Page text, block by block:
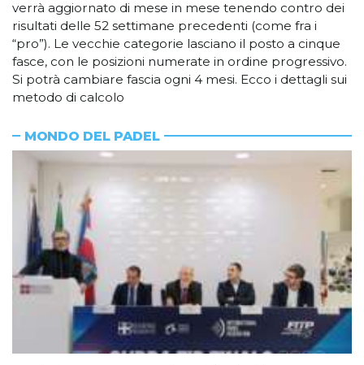
verrà aggiornato di mese in mese tenendo contro dei
risultati delle 52 settimane precedenti (come fra i
“pro”). Le vecchie categorie lasciano il posto a cinque
fasce, con le posizioni numerate in ordine progressivo.
Si potrà cambiare fascia ogni 4 mesi. Ecco i dettagli sui
metodo di calcolo
MONDO DEL PADEL